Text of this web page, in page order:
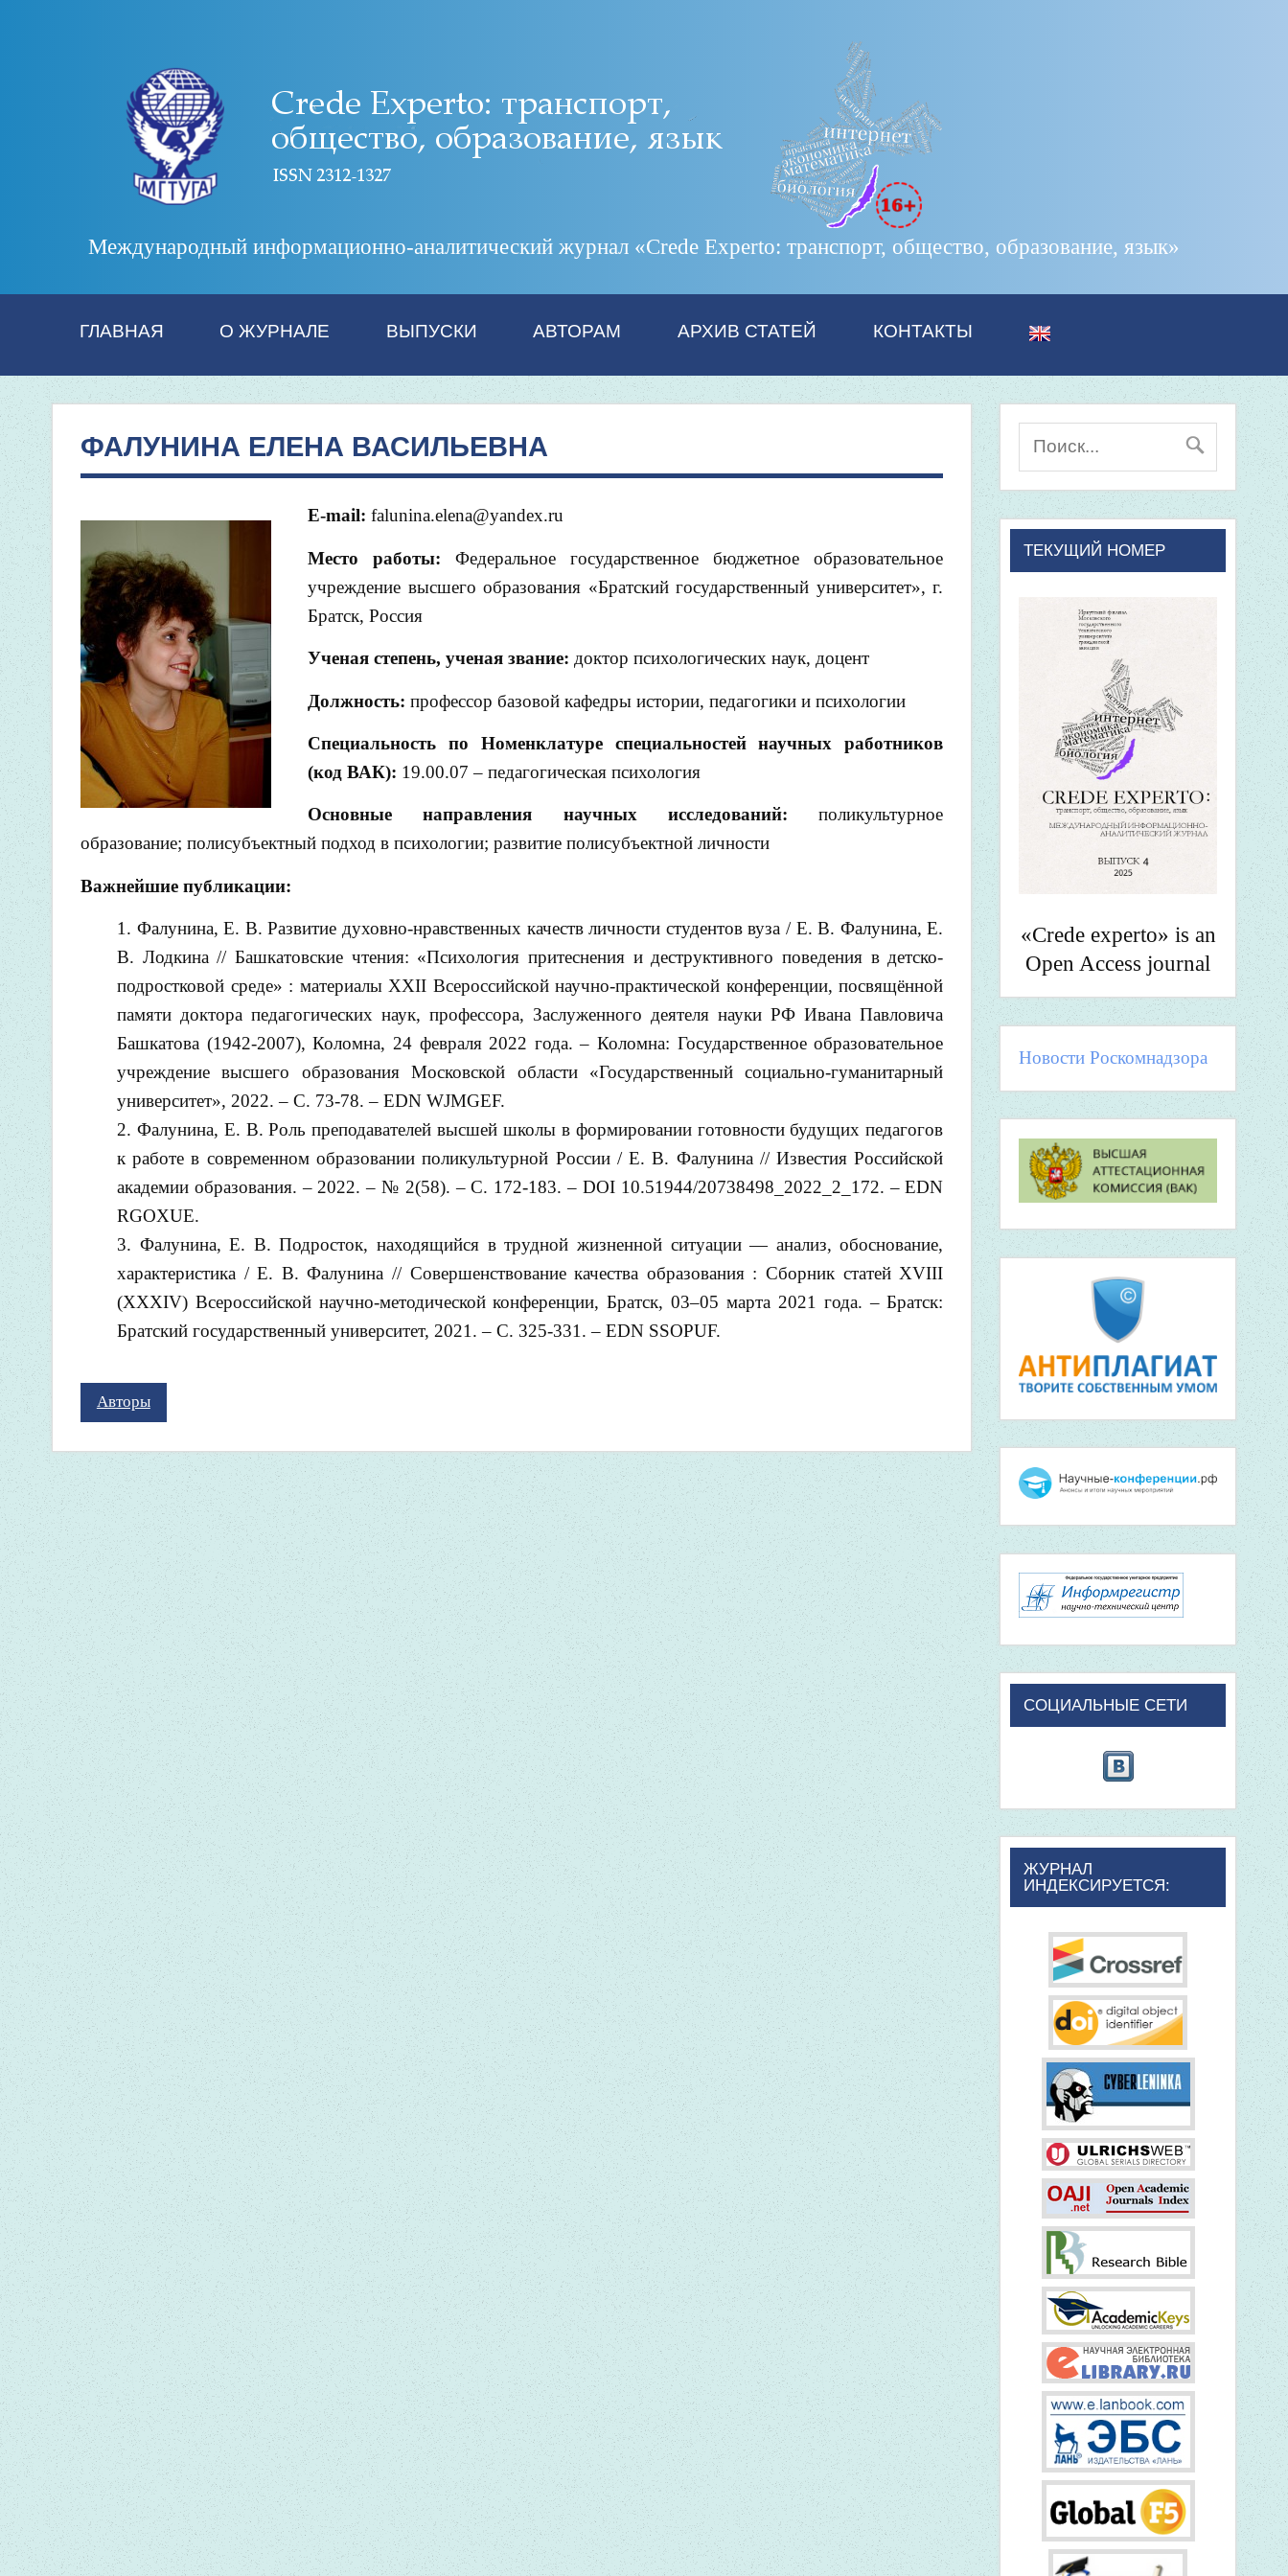
Международный информационно-аналитический журнал «Crede Experto: транспорт, общество, образование, язык»
ГЛАВНАЯ О ЖУРНАЛЕ ВЫПУСКИ АВТОРАМ АРХИВ СТАТЕЙ КОНТАКТЫ
ФАЛУНИНА ЕЛЕНА ВАСИЛЬЕВНА
E-mail: falunina.elena@yandex.ru
Место работы: Федеральное государственное бюджетное образовательное
учреждение высшего образования «Братский государственный университет», г.
Братск, Россия
Ученая степень, ученая звание: доктор психологических наук, доцент
Должность: профессор базовой кафедры истории, педагогики и психологии
Специальность по Номенклатуре специальностей научных работников
(код ВАК): 19.00.07 – педагогическая психология
Основные направления научных исследований:поликультурное
образование; полисубъектный подход в психологии; развитие полисубъектной личности
Важнейшие публикации:
Фалунина, Е. В. Развитие духовно-нравственных качеств личности студентов вуза / Е. В. Фалунина, Е.
В. Лодкина // Башкатовские чтения: «Психология притеснения и деструктивного поведения в детско-
подростковой среде» : материалы XXII Всероссийской научно-практической конференции, посвящённой
памяти доктора педагогических наук, профессора, Заслуженного деятеля науки РФ Ивана Павловича
Башкатова (1942-2007), Коломна, 24 февраля 2022 года. – Коломна: Государственное образовательное
учреждение высшего образования Московской области «Государственный социально-гуманитарный
университет», 2022. – С. 73-78. – EDN WJMGEF.
Фалунина, Е. В. Роль преподавателей высшей школы в формировании готовности будущих педагогов
к работе в современном образовании поликультурной России / Е. В. Фалунина // Известия Российской
академии образования. – 2022. – № 2(58). – С. 172-183. – DOI 10.51944/20738498_2022_2_172. – EDN
RGOXUE.
Фалунина, Е. В. Подросток, находящийся в трудной жизненной ситуации — анализ, обоснование,
характеристика / Е. В. Фалунина // Совершенствование качества образования : Сборник статей XVIII
(XXXIV) Всероссийской научно-методической конференции, Братск, 03–05 марта 2021 года. – Братск:
Братский государственный университет, 2021. – С. 325-331. – EDN SSOPUF.
Авторы
ТЕКУЩИЙ НОМЕР
«Crede experto» is an
Open Access journal
Новости Роскомнадзора
СОЦИАЛЬНЫЕ СЕТИ
ЖУРНАЛ
ИНДЕКСИРУЕТСЯ: